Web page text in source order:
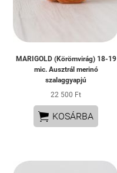
MARIGOLD (Körömvirág) 18-19
mic. Ausztrál merinó
szalaggyapjú
22 500 Ft
 KOSÁRBA